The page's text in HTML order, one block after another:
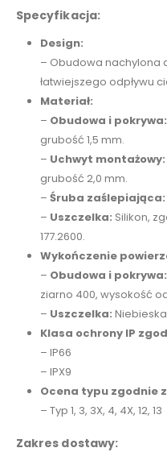
Specyfikacja:
Design:
– Obudowa nachylona
łatwiejszego odpływu
Materiał:
– Obudowa i pokrywa:
grubość 1,5 mm.
– Uchwyt montażowy:
grubość 2,0 mm.
– Śruba zaślepiająca:
– Uszczelka: Silikon,
177.2600.
Wykończenie
– Obudowa i pokrywa:
ziarno 400, wysokość
– Uszczelka:
Klasa ochrony IP
– IP66
– IPX9
Ocena typu zgodnie z
– Typ 1, 3, 3X, 4, 4X, 12, 13
Zakres dostawy: